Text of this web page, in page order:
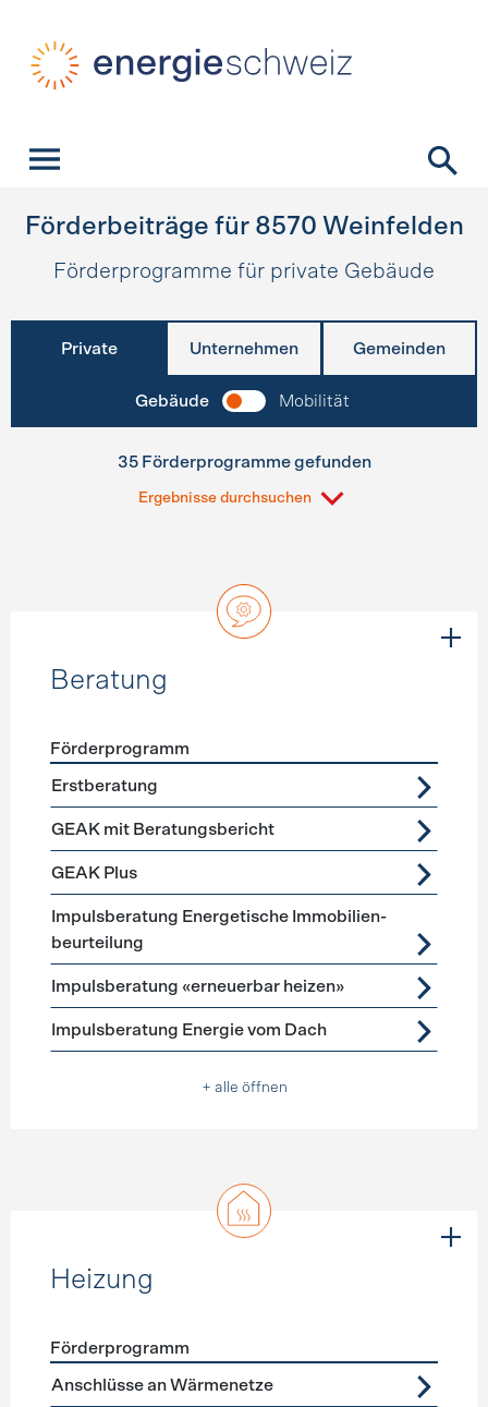
Förderbeiträge für 8570 Weinfelden
Förderprogramme für private Gebäude
Private Unternehmen Gemeinden
Gebäude Mobilität
35 Förderprogramme gefunden
Ergebnisse durchsuchen
Beratung
Förderprogramme
Förderprogramm
Erstberatung
GEAK mit Beratungsbericht
GEAK Plus
Impuls­beratung Energetische Immobilien­
beurteilung
Impulsberatung «erneuerbar heizen»
Impulsberatung Energie vom Dach
+ alle öffnen
Heizung
Förderprogramme
Förderprogramm
Anschlüsse an Wärmenetze